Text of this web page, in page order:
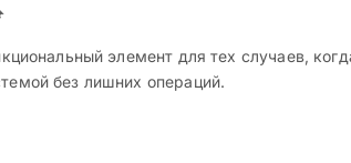
элемент для тех случаев,
без лишних операций.